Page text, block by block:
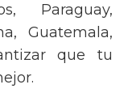
Paraguay,
Guatemala,
que tu